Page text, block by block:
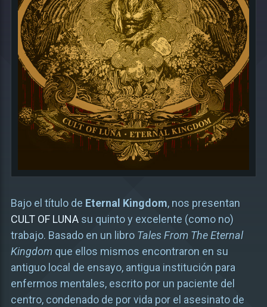
Bajo el título de Eternal Kingdom, nos presentan
CULT OF LUNAsu quinto y excelente (como no)
trabajo. Basado en un libro Tales From The Eternal
Kingdomque ellos mismos encontraron en su
antiguo local de ensayo, antigua institución para
enfermos mentales, escrito por un paciente del
centro, condenado de por vida por el asesinato de